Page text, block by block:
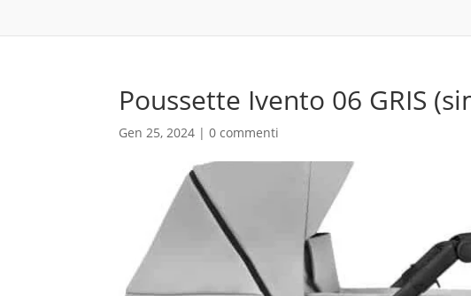
Poussette Ivento 06 GRIS
Gen 25, 2024 |0 commenti